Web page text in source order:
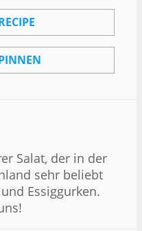
Salat, der in der
sehr beliebt
Essiggurken.